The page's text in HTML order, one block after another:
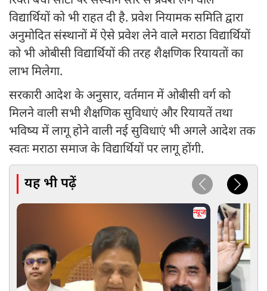
विद्यार्थियों को भी राहत दी है. प्रवेश नियामक समिति द्वारा
अनुमोदित संस्थानों में ऐसे प्रवेश लेने वाले मराठा विद्यार्थियों
को भी ओबीसी विद्यार्थियों की तरह शैक्षणिक रियायतों का
लाभ मिलेगा.
सरकारी आदेश के अनुसार, वर्तमान में ओबीसी वर्ग को
मिलने वाली सभी शैक्षणिक सुविधाएं और रियायतें तथा
भविष्य में लागू होने वाली नई सुविधाएं भी अगले आदेश तक
स्वतः मराठा समाज के विद्यार्थियों पर लागू होंगी.
यह भी पढ़ें
न्यूज